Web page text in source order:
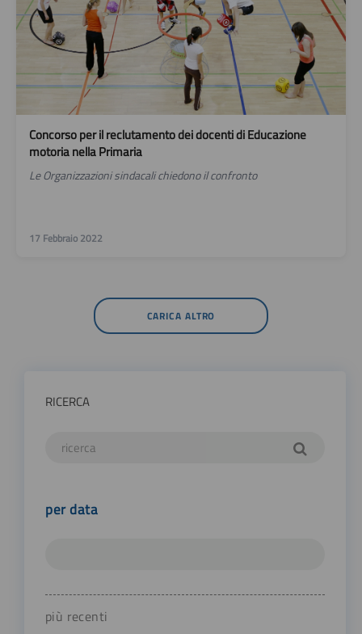
Concorso per il reclutamento dei docenti di Educazione
motoria nella Primaria
Le Organizzazioni sindacali chiedono il confronto
17 Febbraio 2022
CARICA ALTRO
RICERCA
per data
più recenti